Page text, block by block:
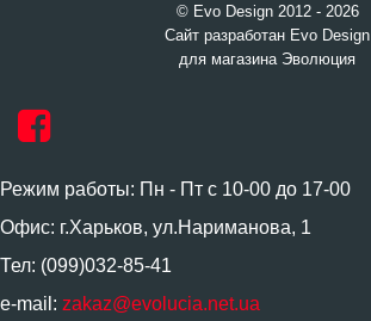
© Evo Design 2012 - 2026
Сайт разработан Evo Design
для магазина Эволюция
Режим работы: Пн - Пт с 10-00 до 17-00
Офис: г.Харьков, ул.Нариманова, 1
Тел: (099)032-85-41
e-mail: zakaz@evolucia.net.ua